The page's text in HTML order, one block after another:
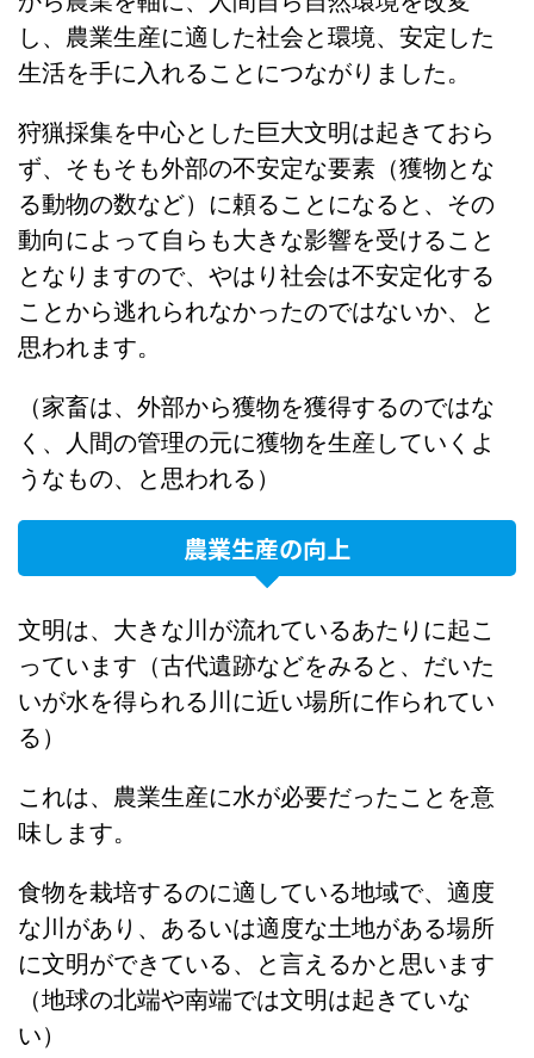
し、農業生産に適した社会と環境、安定した
生活を手に入れることにつながりました。
狩猟採集を中心とした巨大文明は起きておら
ず、そもそも外部の不安定な要素（獲物とな
る動物の数など）に頼ることになると、その
動向によって自らも大きな影響を受けること
となりますので、やはり社会は不安定化する
ことから逃れられなかったのではないか、と
思われます。
（家畜は、外部から獲物を獲得するのではな
く、人間の管理の元に獲物を生産していくよ
うなもの、と思われる）
農業生産の向上
文明は、大きな川が流れているあたりに起こ
っています（古代遺跡などをみると、だいた
いが水を得られる川に近い場所に作られてい
る）
これは、農業生産に水が必要だったことを意
味します。
食物を栽培するのに適している地域で、適度
な川があり、あるいは適度な土地がある場所
に文明ができている、と言えるかと思います
（地球の北端や南端では文明は起きていな
い）